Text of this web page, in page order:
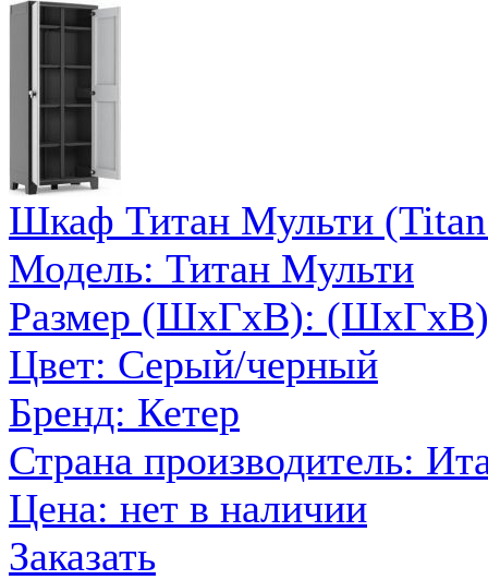
Шкаф Титан Мульти
Модель: Титан Мульти
Размер (ШxГxВ):
Цвет: Серый/черный
Бренд: Кетер
Страна производитель:
Цена: нет в наличии
Заказать